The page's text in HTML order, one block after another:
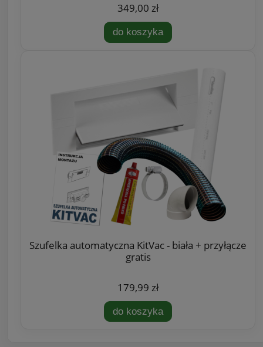
349,00 zł
do koszyka
Szufelka automatyczna KitVac - biała + przyłącze
gratis
179,99 zł
do koszyka